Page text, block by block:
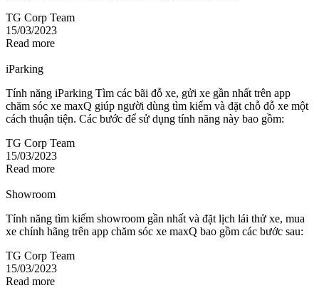
TG Corp Team
15/03/2023
Read more
iParking
Tính năng iParking Tìm các bãi đỗ xe, gửi xe gần nhất trên app
chăm sóc xe maxQ giúp người dùng tìm kiếm và đặt chỗ đỗ xe một
cách thuận tiện. Các bước để sử dụng tính năng này bao gồm:
TG Corp Team
15/03/2023
Read more
Showroom
Tính năng tìm kiếm showroom gần nhất và đặt lịch lái thử xe, mua
xe chính hãng trên app chăm sóc xe maxQ bao gồm các bước sau:
TG Corp Team
15/03/2023
Read more